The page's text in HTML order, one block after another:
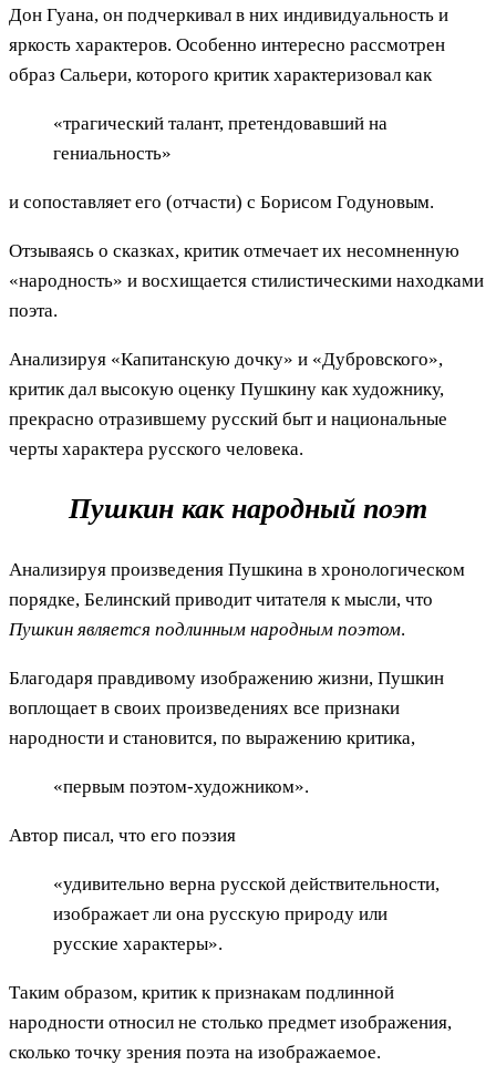
Дон Гуана, он подчеркивал в них индивидуальность и
яркость характеров. Особенно интересно рассмотрен
образ Сальери, которого критик характеризовал как
«трагический талант, претендовавший на
гениальность»
и сопоставляет его (отчасти) с Борисом Годуновым.
Отзываясь о сказках, критик отмечает их несомненную
«народность» и восхищается стилистическими находками
поэта.
Анализируя «Капитанскую дочку» и «Дубровского»,
критик дал высокую оценку Пушкину как художнику,
прекрасно отразившему русский быт и национальные
черты характера русского человека.
Пушкин как народный поэт
Анализируя произведения Пушкина в хронологическом
порядке, Белинский приводит читателя к мысли, что
Пушкин является подлинным народным поэтом.
Благодаря правдивому изображению жизни, Пушкин
воплощает в своих произведениях все признаки
народности и становится, по выражению критика,
«первым поэтом-художником».
Автор писал, что его поэзия
«удивительно верна русской действительности,
изображает ли она русскую природу или
русские характеры».
Таким образом, критик к признакам подлинной
народности относил не столько предмет изображения,
сколько точку зрения поэта на изображаемое.